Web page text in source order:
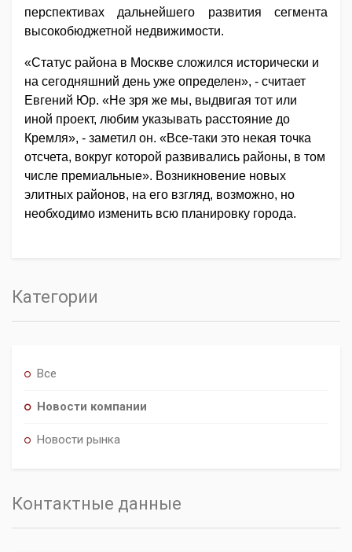
перспективах дальнейшего развития сегмента
высокобюджетной недвижимости.
«Статус района в Москве сложился исторически и
на сегодняшний день уже определен», - считает
Евгений Юр. «Не зря же мы, выдвигая тот или
иной проект, любим указывать расстояние до
Кремля», - заметил он. «Все-таки это некая точка
отсчета, вокруг которой развивались районы, в том
числе премиальные». Возникновение новых
элитных районов, на его взгляд, возможно, но
необходимо изменить всю планировку города.
Категории
Все
Новости компании
Новости рынка
Контактные данные